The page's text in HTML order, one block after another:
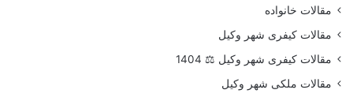
مقالات خانواده
مقالات کیفری شهر وکیل
مقالات کیفری شهر وکیل ⚖️ 1404
مقالات ملکی شهر وکیل